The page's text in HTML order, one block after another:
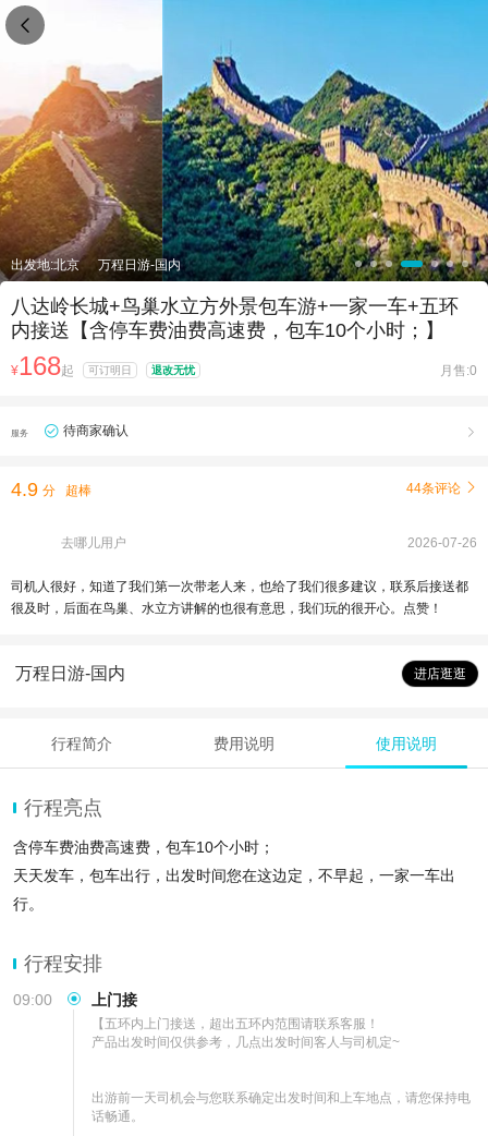
出发地:北京 万程日游-国内
八达岭长城+鸟巢水立方外景包车游+一家一车+五环
内接送【含停车费油费高速费，包车10个小时；】
¥168起 可订明日 退改无忧 月售:0
服务 待商家确认 
4.9 分 超棒 44条评论 
去哪儿用户 2026-07-26
司机人很好，知道了我们第一次带老人来，也给了我们很多建议，联系后接送都
很及时，后面在鸟巢、水立方讲解的也很有意思，我们玩的很开心。点赞！
万程日游-国内 进店逛逛
行程简介 费用说明 使用说明
行程亮点
含停车费油费高速费，包车10个小时；
天天发车，包车出行，出发时间您在这边定，不早起，一家一车出
行。
行程安排
09:00 上门接
【五环内上门接送，超出五环内范围请联系客服！
产品出发时间仅供参考，几点出发时间客人与司机定~
出游前一天司机会与您联系确定出发时间和上车地点，请您保持电
话畅通。
